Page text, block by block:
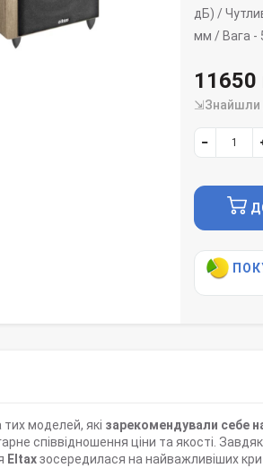
дБ) /
мм / Вага -
11650
моделей, які зарекомендували себе
співвідношення ціни та якості.
Eltaxзосередилася на найважливіших